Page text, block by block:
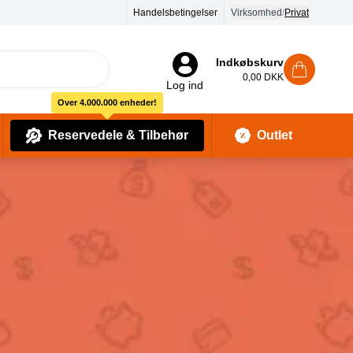
Handelsbetingelser Virksomhed/Privat
Log ind
Indkøbskurv
0,00 DKK
Reservedele & Tilbehør
Over 4.000.000 enheder!
Outlet